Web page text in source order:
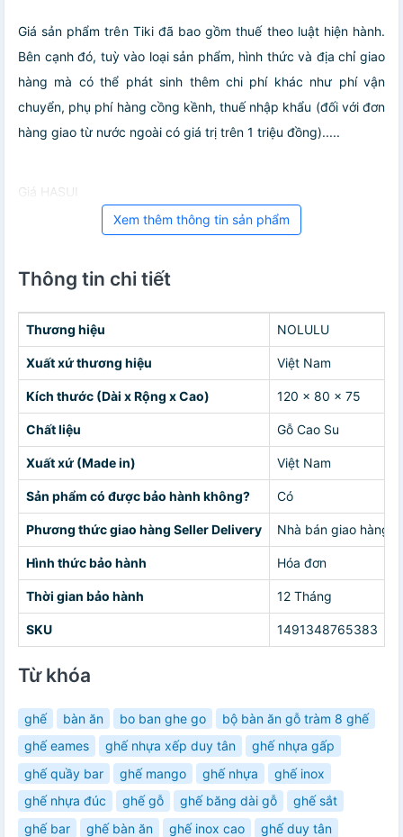
Giá sản phẩm trên Tiki đã bao gồm thuế theo luật hiện hành.
Bên cạnh đó, tuỳ vào loại sản phẩm, hình thức và địa chỉ giao
hàng mà có thể phát sinh thêm chi phí khác như phí vận
chuyển, phụ phí hàng cồng kềnh, thuế nhập khẩu (đối với đơn
hàng giao từ nước ngoài có giá trị trên 1 triệu đồng).....
Giá HASUI
Xem thêm thông tin sản phẩm
Thông tin chi tiết
Thương hiệu NOLULU
Xuất xứ thương hiệu Việt Nam
Kích thước (Dài x Rộng x Cao) 120 x 80 x 75
Chất liệu Gỗ Cao Su
Xuất xứ (Made in) Việt Nam
Sản phẩm có được bảo hành không? Có
Phương thức giao hàng Seller Delivery Nhà bán giao hàng
Hình thức bảo hành Hóa đơn
Thời gian bảo hành 12 Tháng
SKU 1491348765383
Từ khóa
ghế bàn ăn bo ban ghe go
bộ bàn ăn gỗ tràm 8 ghế
ghế eames
ghế nhựa xếp duy tân
ghế nhựa gấp
ghế quầy bar
ghế mango ghế nhựa
ghế inox
ghế nhựa đúc
ghế gỗ ghế băng dài gỗ
ghế sắt
ghế bar
ghế bàn ăn ghế inox cao
ghế duy tân